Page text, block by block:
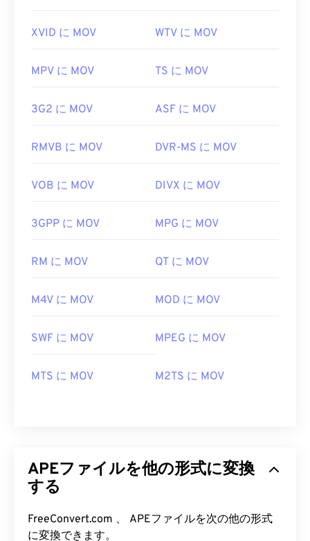
XVID に MOV WTV に MOV
MPV に MOV TS に MOV
3G2 に MOV ASF に MOV
RMVB に MOV DVR-MS に MOV
VOB に MOV DIVX に MOV
3GPP に MOV MPG に MOV
RM に MOV QT に MOV
M4V に MOV MOD に MOV
SWF に MOV MPEG に MOV
MTS に MOV M2TS に MOV
APEファイルを他の形式に変換
する
FreeConvert.com 、 APEファイルを次の他の形式
に変換できます。